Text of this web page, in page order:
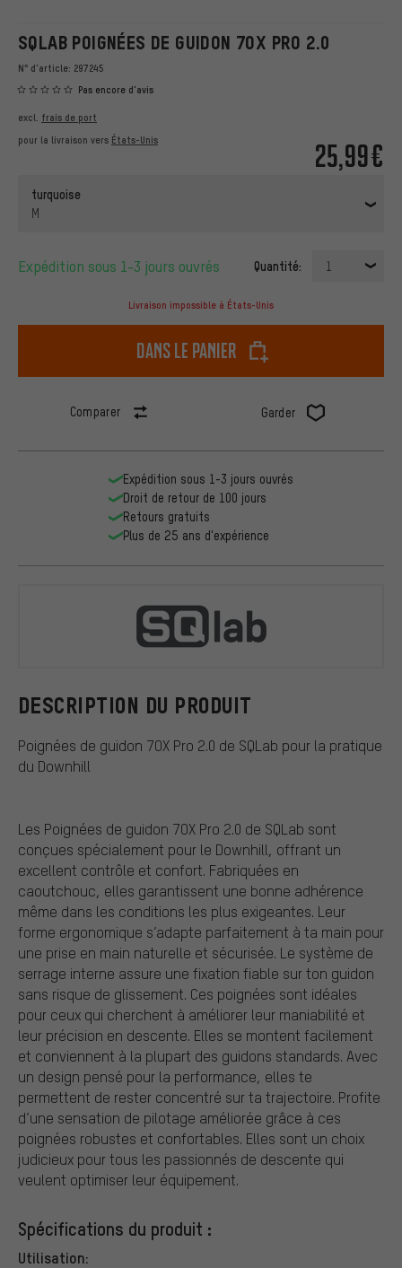
SQLAB POIGNÉES DE GUIDON 7OX PRO 2.0
N° d'article: 297245
Pas encore d'avis
25,99€
excl. frais de port
pour la livraison vers États-Unis
turquoise
M
Expédition sous 1-3 jours ouvrés Quantité: 1
Livraison impossible à États-Unis
dans le panier
Comparer Garder
DESCRIPTION DU PRODUIT
Poignées de guidon 7OX Pro 2.0 de SQLab pour la pratique
du Downhill
Les Poignées de guidon 7OX Pro 2.0 de SQLab sont
conçues spécialement pour le Downhill, offrant un
excellent contrôle et confort. Fabriquées en
caoutchouc, elles garantissent une bonne adhérence
même dans les conditions les plus exigeantes. Leur
forme ergonomique s’adapte parfaitement à ta main pour
une prise en main naturelle et sécurisée. Le système de
serrage interne assure une fixation fiable sur ton guidon
sans risque de glissement. Ces poignées sont idéales
pour ceux qui cherchent à améliorer leur maniabilité et
leur précision en descente. Elles se montent facilement
et conviennent à la plupart des guidons standards. Avec
un design pensé pour la performance, elles te
permettent de rester concentré sur ta trajectoire. Profite
d’une sensation de pilotage améliorée grâce à ces
poignées robustes et confortables. Elles sont un choix
judicieux pour tous les passionnés de descente qui
veulent optimiser leur équipement.
Spécifications du produit :
Utilisation:
Expédition sous 1-3 jours ouvrés
Droit de retour de 100 jours
Retours gratuits
Plus de 25 ans d'expérience